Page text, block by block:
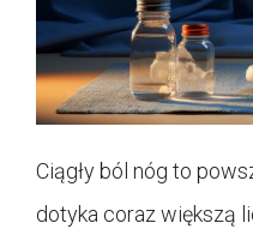
Ciągły ból nóg to
dotyka coraz większą